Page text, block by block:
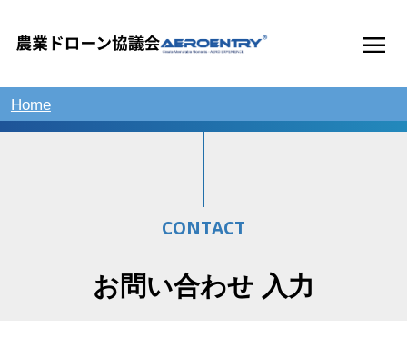
Home
CONTACT
お問い合わせ 入力